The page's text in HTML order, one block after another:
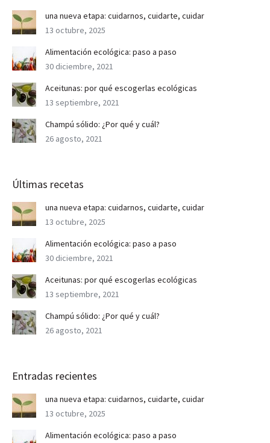
una nueva etapa: cuidarnos, cuidarte, cuidar
13 octubre, 2025
Alimentación ecológica: paso a paso
30 diciembre, 2021
Aceitunas: por qué escogerlas ecológicas
13 septiembre, 2021
Champú sólido: ¿Por qué y cuál?
26 agosto, 2021
Últimas recetas
una nueva etapa: cuidarnos, cuidarte, cuidar
13 octubre, 2025
Alimentación ecológica: paso a paso
30 diciembre, 2021
Aceitunas: por qué escogerlas ecológicas
13 septiembre, 2021
Champú sólido: ¿Por qué y cuál?
26 agosto, 2021
Entradas recientes
una nueva etapa: cuidarnos, cuidarte, cuidar
13 octubre, 2025
Alimentación ecológica: paso a paso